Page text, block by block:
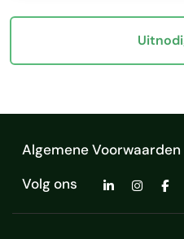
Algemene Voorwaarden
Volg ons